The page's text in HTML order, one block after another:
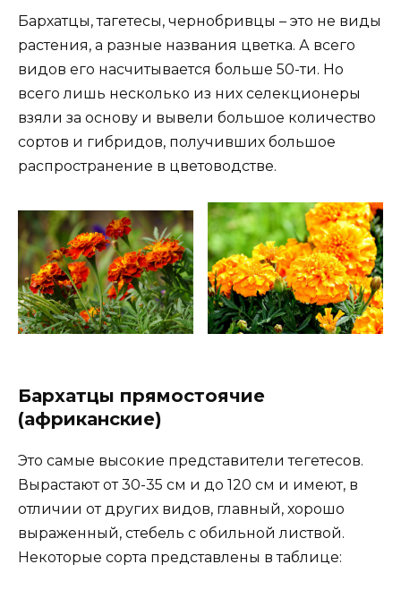
Бархатцы, тагетесы, чернобривцы – это не виды
растения, а разные названия цветка. А всего
видов его насчитывается больше 50-ти. Но
всего лишь несколько из них селекционеры
взяли за основу и вывели большое количество
сортов и гибридов, получивших большое
распространение в цветоводстве.
Бархатцы прямостоячие
(африканские)
Это самые высокие представители тегетесов.
Вырастают от 30-35 см и до 120 см и имеют, в
отличии от других видов, главный, хорошо
выраженный, стебель с обильной листвой.
Некоторые сорта представлены в таблице: